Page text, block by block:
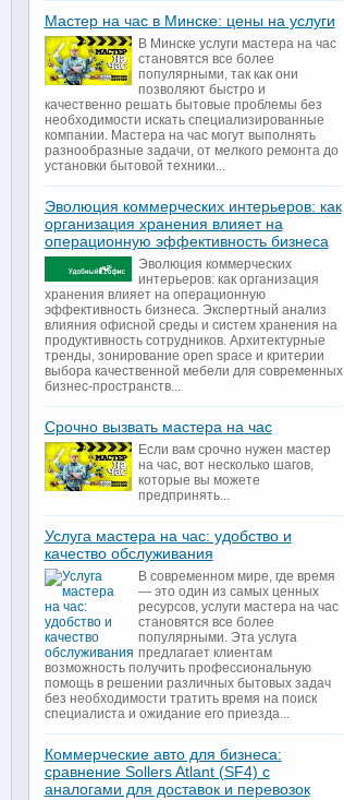
Мастер на час в Минске: цены на услуги
В Минске услуги мастера на час
становятся все более
популярными, так как они
позволяют быстро и
качественно решать бытовые проблемы без
необходимости искать специализированные
компании. Мастера на час могут выполнять
разнообразные задачи, от мелкого ремонта до
установки бытовой техники...
Эволюция коммерческих интерьеров: как
организация хранения влияет на
операционную эффективность бизнеса
Эволюция коммерческих
интерьеров: как организация
хранения влияет на операционную
эффективность бизнеса. Экспертный анализ
влияния офисной среды и систем хранения на
продуктивность сотрудников. Архитектурные
тренды, зонирование open space и критерии
выбора качественной мебели для современных
бизнес-пространств...
Срочно вызвать мастера на час
Если вам срочно нужен мастер
на час, вот несколько шагов,
которые вы можете
предпринять...
Услуга мастера на час: удобство и
качество обслуживания
В современном мире, где время
— это один из самых ценных
ресурсов, услуги мастера на час
становятся все более
популярными. Эта услуга
предлагает клиентам
возможность получить профессиональную
помощь в решении различных бытовых задач
без необходимости тратить время на поиск
специалиста и ожидание его приезда...
Коммерческие авто для бизнеса:
сравнение Sollers Atlant (SF4) с
аналогами для доставок и перевозок